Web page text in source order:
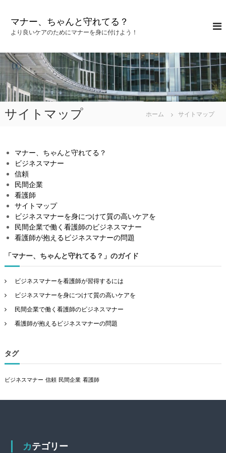
へ
ス
ッ
プ
マナー、ちゃんと守れてる？
より良いケアのためにマナーを身に付けよう！
サイトマップ ホーム サイトマップ
マナー、ちゃんと守れてる？
ビジネスマナー
信頼
民間企業
看護師
サイトマップ
ビジネスマナーを身につけて質の高いケアを
民間企業で働く看護師のビジネスマナー
看護師が抱えるビジネスマナーの問題
「マナー、ちゃんと守れてる？」のガイド
ビジネスマナーを看護師が習得するには
ビジネスマナーを身につけて質の高いケアを
民間企業で働く看護師のビジネスマナー
看護師が抱えるビジネスマナーの問題
タグ
ビジネスマナー 信頼 民間企業 看護師
カテゴリー